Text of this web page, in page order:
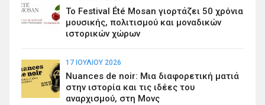
Το Festival Été Mosan γιορτάζει 50 χρόνια
μουσικής, πολιτισμού και μοναδικών
ιστορικών χώρων
17 ΙΟΥΛΊΟΥ 2026
Nuances de noir: Μια διαφορετική ματιά
στην ιστορία και τις ιδέες του
αναρχισμού, στη Μονς